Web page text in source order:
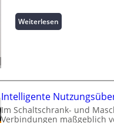
Weiterlesen:
K
f
o
Intelligente
Im Schaltschrank- und
Verbindungen maßgeblich